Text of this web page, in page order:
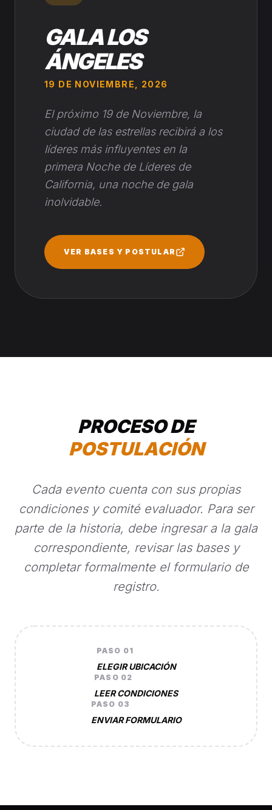
GALA LOS
ÁNGELES
19 DE NOVIEMBRE, 2026
El próximo 19 de Noviembre, la
ciudad de las estrellas recibirá a los
líderes más influyentes en la
primera Noche de Líderes de
California, una noche de gala
inolvidable.
VER BASES Y POSTULAR
PROCESO DE
POSTULACIÓN
Cada evento cuenta con sus propias
condiciones y comité evaluador. Para ser
parte de la historia, debe ingresar a la gala
correspondiente, revisar las bases y
completar formalmente el formulario de
registro.
PASO 01
ELEGIR UBICACIÓN
PASO 02
LEER CONDICIONES
PASO 03
ENVIAR FORMULARIO